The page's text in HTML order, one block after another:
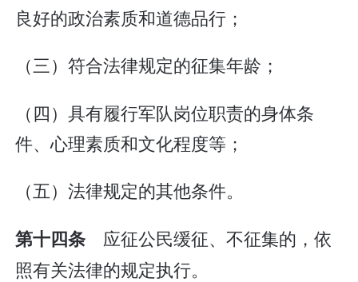
良好的政治素质和道德品行；
（三）符合法律规定的征集年龄；
（四）具有履行军队岗位职责的身体条
件、心理素质和文化程度等；
（五）法律规定的其他条件。
第十四条 应征公民缓征、不征集的，依
照有关法律的规定执行。